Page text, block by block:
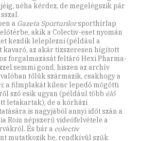
néha kérdez, de megelégszik pár
a Gazeta Sporturilorsporthírlap
akik a Colectiv-eset nyomán
kezdik leleplezni (például a
kavaró, az akár tízszeresen hígított
forgalmazását feltáró Hexi Pharma-
semmi gond, hiszen az archív
tőlük származik, csakhogy a
a filmplakát kilenc lepedő mögötti
szó esik ugyan (például több élő
letakartak), de a kórházi
is nagyjából annyi időt szán a
Roiu népszerű videófelvétele a
És bár a colectiv
mutatkozik be, rendkívül szűk